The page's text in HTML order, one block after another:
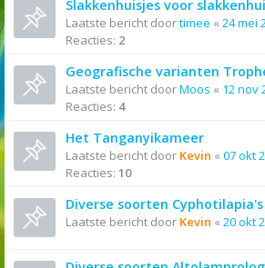
Slakkenhuisjes voor
Laatste bericht doortimee « 24 mei
Reacties: 2
Geografische varianten
Laatste bericht doorMoos « 12 nov
Reacties: 4
Het Tanganyikameer
Laatste bericht door Kevin « 07 okt
Reacties: 10
Diverse soorten
Laatste bericht door Kevin « 20 okt